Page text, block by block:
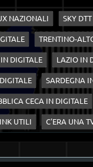
NAZIONALI SKY DTT
TRENTINO-
DIGITALE LAZIO IN
SARDEGNA
CECA IN DIGITALE
UTILI C'ERA UNA